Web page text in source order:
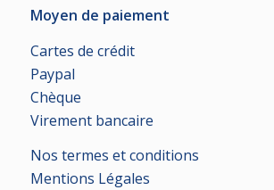
Moyen de paiement
Cartes de crédit
Paypal
Chèque
Virement bancaire
Nos termes et conditions
Mentions Légales